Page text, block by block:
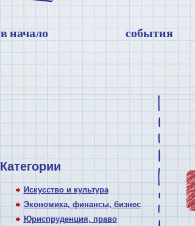
в начало события
Категории
Искусство и культура
Экономика, финансы, бизнес
Юриспруденция, право